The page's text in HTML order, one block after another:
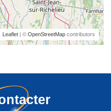
Leaflet | © OpenStreetMap contributors